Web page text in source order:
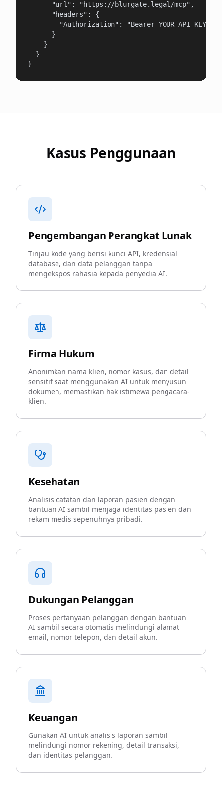
      "url": "https://blurgate.legal/mcp",
      "headers": {
        "Authorization": "Bearer YOUR_API_KEY"
      }
    }
  }
}
Kasus Penggunaan
Pengembangan Perangkat Lunak
Tinjau kode yang berisi kunci API, kredensial
database, dan data pelanggan tanpa
mengekspos rahasia kepada penyedia AI.
Firma Hukum
Anonimkan nama klien, nomor kasus, dan detail
sensitif saat menggunakan AI untuk menyusun
dokumen, memastikan hak istimewa pengacara-
klien.
Kesehatan
Analisis catatan dan laporan pasien dengan
bantuan AI sambil menjaga identitas pasien dan
rekam medis sepenuhnya pribadi.
Dukungan Pelanggan
Proses pertanyaan pelanggan dengan bantuan
AI sambil secara otomatis melindungi alamat
email, nomor telepon, dan detail akun.
Keuangan
Gunakan AI untuk analisis laporan sambil
melindungi nomor rekening, detail transaksi,
dan identitas pelanggan.